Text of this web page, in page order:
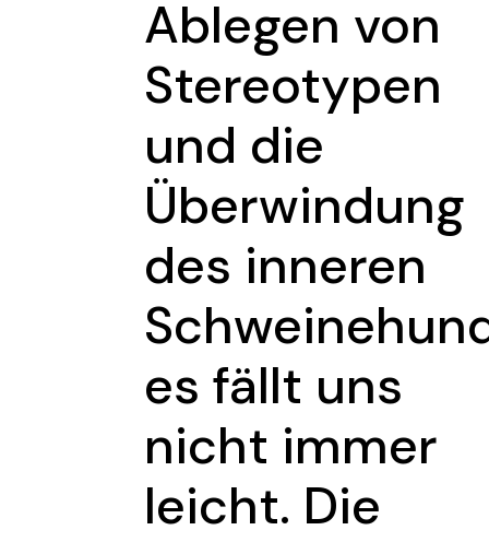
Ablegen von
Stereotypen
und die
Überwindung
des inneren
es fällt uns
nicht immer
leicht. Die